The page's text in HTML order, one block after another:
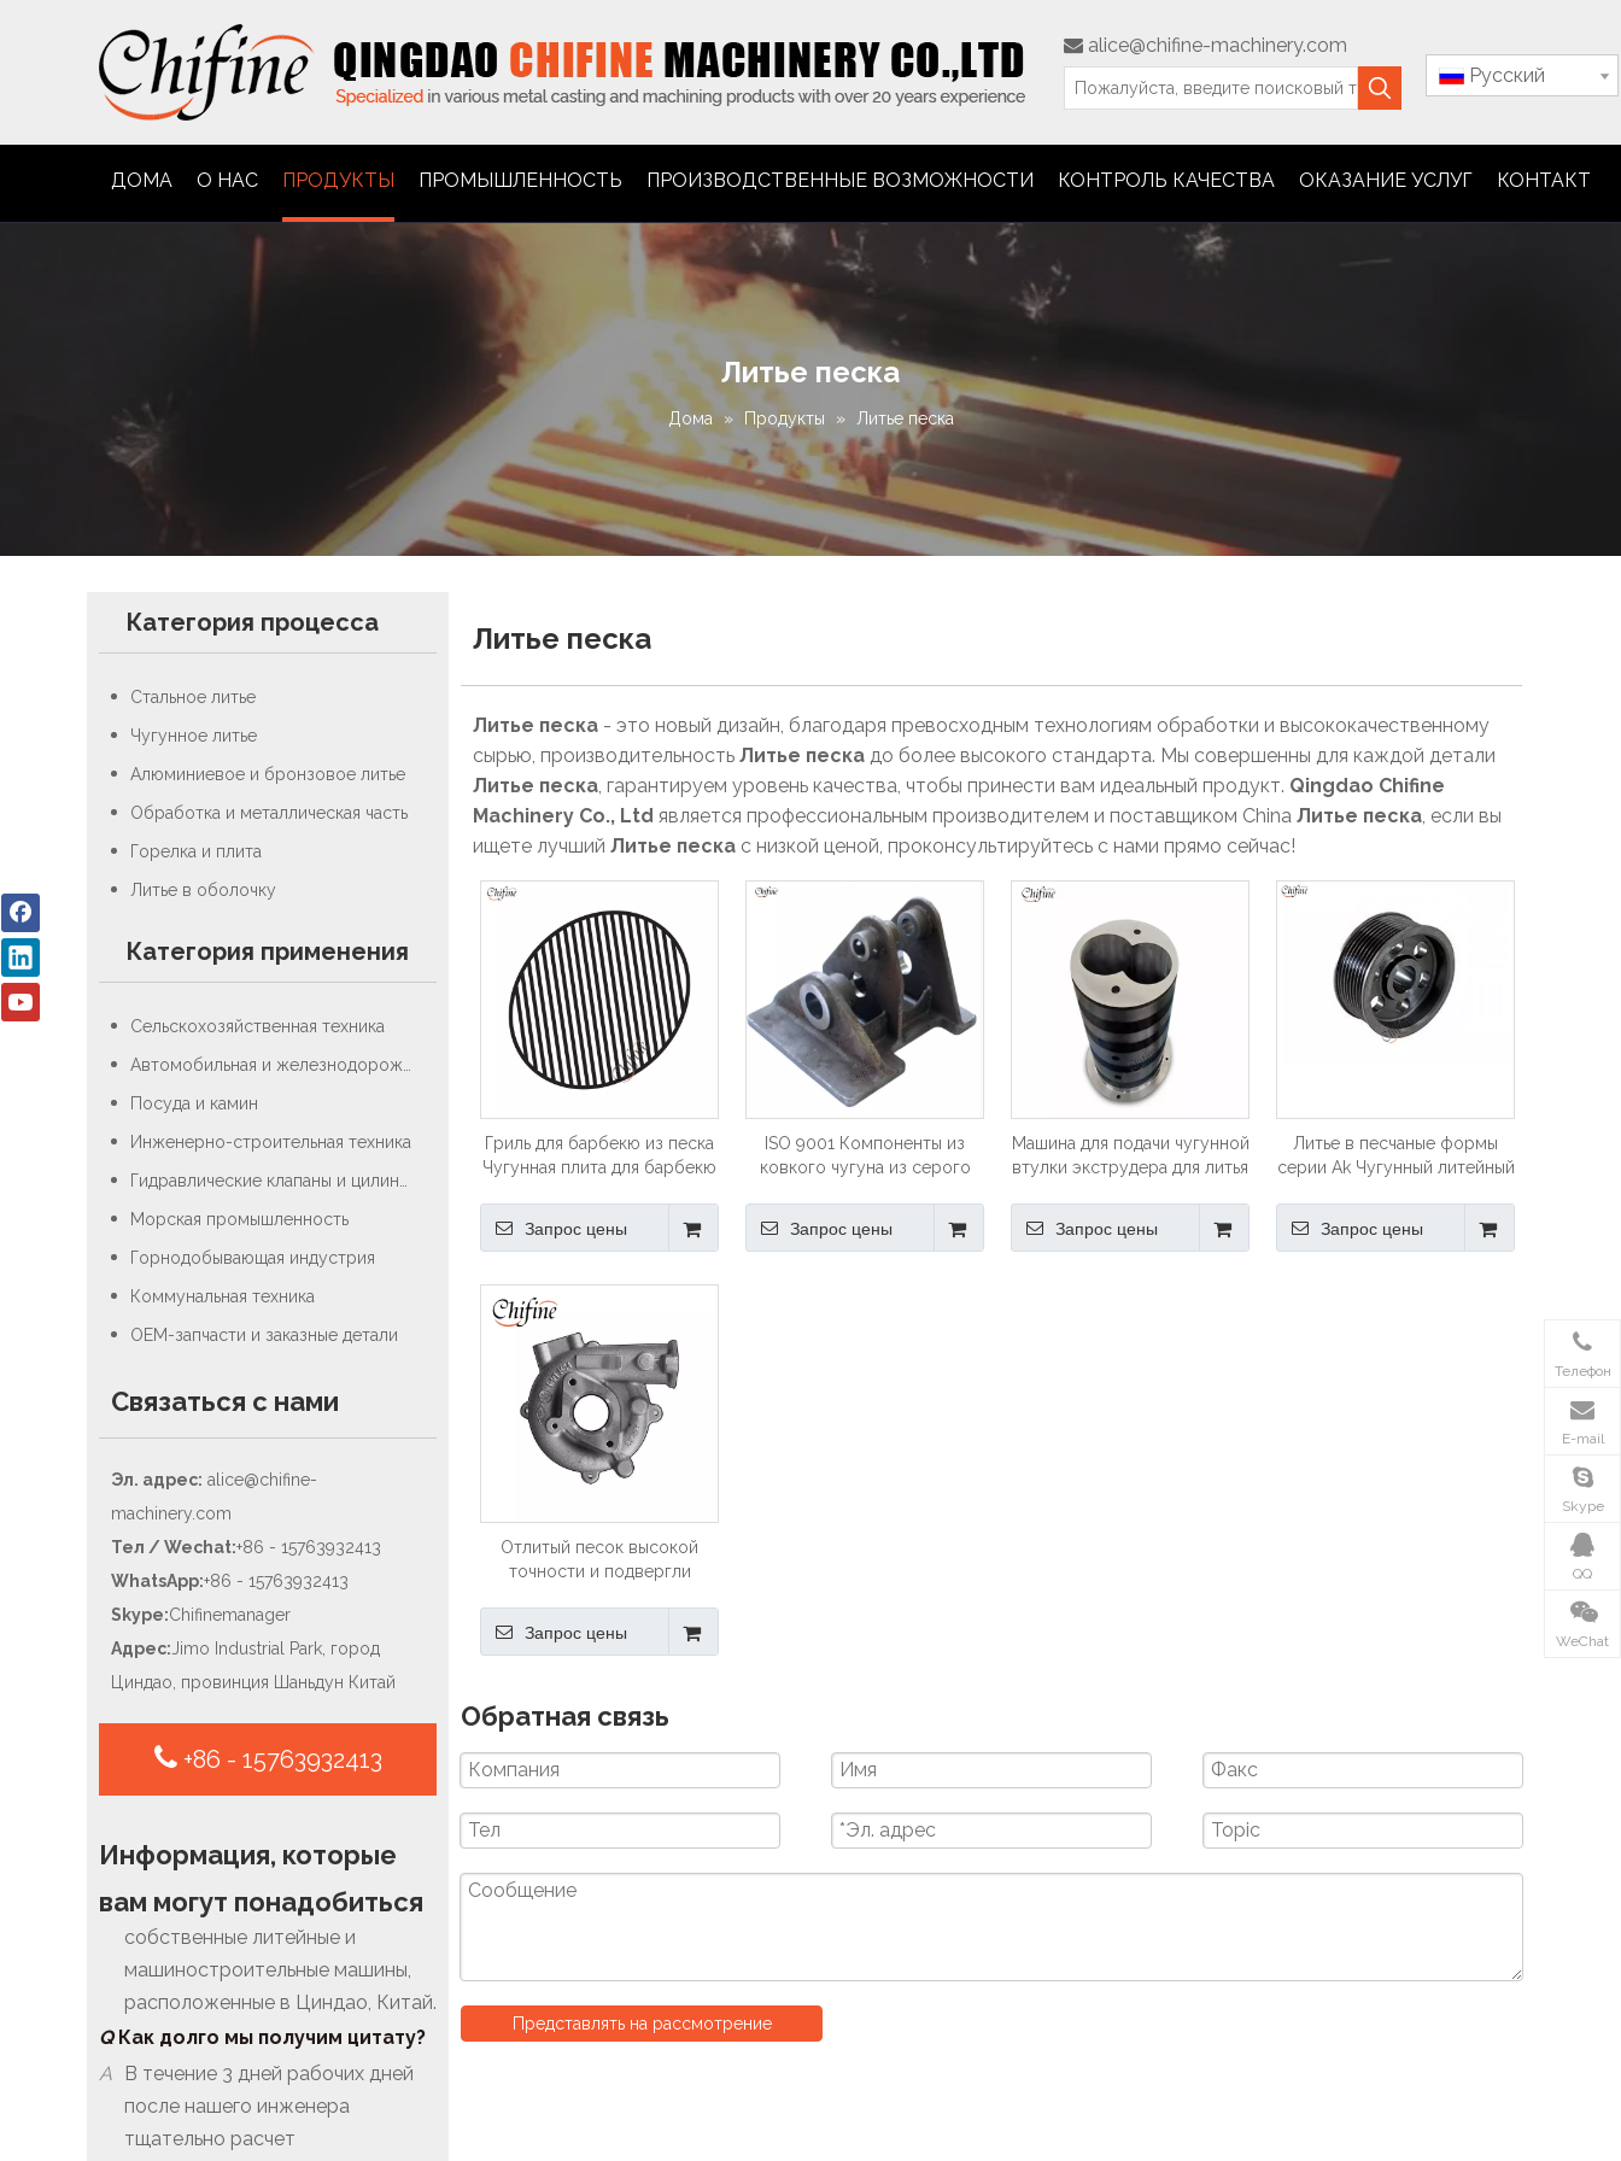
 alice@chifine-machinery.com
Pусский
ДОМА О НАС ПРОДУКТЫ ПРОМЫШЛЕННОСТЬ ПРОИЗВОДСТВЕННЫЕ ВОЗМОЖНОСТИ КОНТРОЛЬ КАЧЕСТВА ОКАЗАНИЕ УСЛУГ КОНТАКТ
Литье песка
Дома » Продукты » Литье песка
Категория процесса
Стальное литье
Чугунное литье
Алюминиевое и бронзовое литье
Обработка и металлическая часть
Горелка и плита
Литье в оболочку
Категория применения
Сельскохозяйственная техника
Посуда и камин
Инженерно-строительная техника
Морская промышленность
Горнодобывающая индустрия
Коммунальная техника
OEM-запчасти и заказные детали
Связаться с нами
Эл. адрес: alice@chifine-
machinery.com
Тел / Wechat:+86 - 15763932413
WhatsApp:+86 - 15763932413
Skype:Chifinemanager
Адрес: Jimo Industrial Park, город
Циндао, провинция Шаньдун Китай
+86 - 15763932413
Информация, которые
вам могут понадобиться
QВы производитель или
трейдер?
Производитель. У нас есть
собственные литейные и
машиностроительные машины,
расположенные в Циндао, Китай.
Как долго мы получим цитату?
A В течение 3 дней рабочих дней
после нашего инженера
тщательно расчет
Как скоро, прежде чем я
Литье песка
Литье песка - это новый дизайн, благодаря превосходным технологиям обработки и высококачественному
сырью, производительность Литье песка до более высокого стандарта. Мы совершенны для каждой детали
Литье песка, гарантируем уровень качества, чтобы принести вам идеальный продукт. Qingdao Chifine
Machinery Co., Ltd является профессиональным производителем и поставщиком China Литье песка, если вы
ищете лучший Литье песка с низкой ценой, проконсультируйтесь с нами прямо сейчас!
Гриль для барбекю из песка
Чугунная плита для барбекю
Запрос цены
ISO 9001 Компоненты из
ковкого чугуна из серого
Литье в оболочку
Запрос цены
Машина для подачи чугунной
втулки экструдера для литья
Запрос цены
Литье в песчаные формы
серии Ak Чугунный литейный
Запрос цены
Отлитый песок высокой
точности и подвергли
литого железа для
Запрос цены
Обратная связь
Представлять на рассмотрение
Телефон
E-mail
Skype
QQ
WeChat